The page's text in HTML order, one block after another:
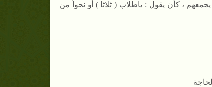
، كأن يقول : ياطلاب ( ثلاثا ) أو نحواً من